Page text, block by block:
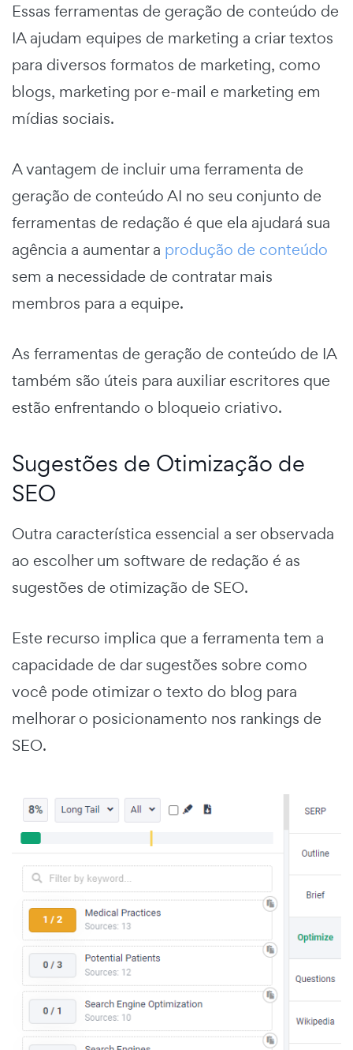
Essas ferramentas de geração de conteúdo de
IA ajudam equipes de marketing a criar textos
para diversos formatos de marketing, como
blogs, marketing por e-mail e marketing em
mídias sociais.
A vantagem de incluir uma ferramenta de
geração de conteúdo AI no seu conjunto de
ferramentas de redação é que ela ajudará sua
agência a aumentar a produção de conteúdo
sem a necessidade de contratar mais
membros para a equipe.
As ferramentas de geração de conteúdo de IA
também são úteis para auxiliar escritores que
estão enfrentando o bloqueio criativo.
Sugestões de Otimização de
SEO
Outra característica essencial a ser observada
ao escolher um software de redação é as
sugestões de otimização de SEO.
Este recurso implica que a ferramenta tem a
capacidade de dar sugestões sobre como
você pode otimizar o texto do blog para
melhorar o posicionamento nos rankings de
SEO.